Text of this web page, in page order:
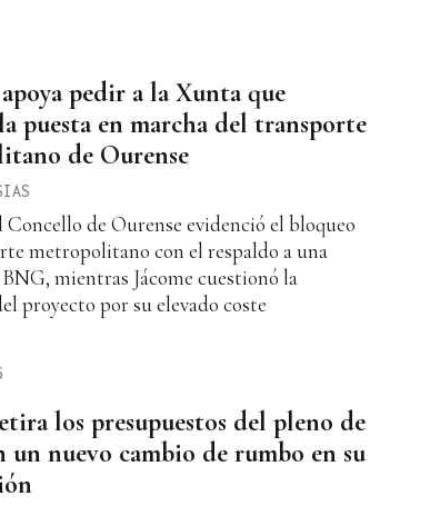
pedir a la Xunta que
puesta en marcha del transporte
de Ourense
Concello de Ourense evidenció el bloqueo
metropolitano con el respaldo a una
mientras Jácome cuestionó la
proyecto por su elevado coste
los presupuestos del pleno de
un nuevo cambio de rumbo en su